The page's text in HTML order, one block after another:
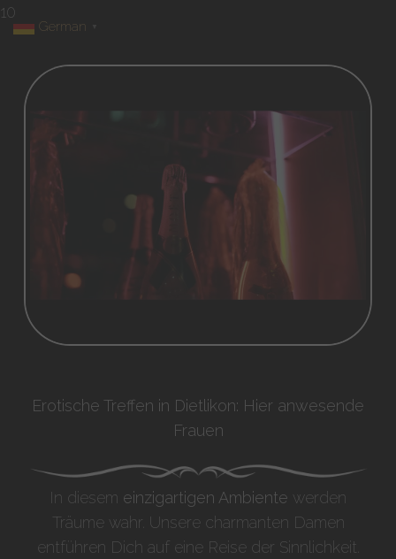
10
Erotische Treffen in Dietlikon: Hier anwesende
Frauen
In diesem einzigartigen Ambiente werden
Träume wahr. Unsere charmanten Damen
entführen Dich auf eine Reise der Sinnlichkeit.
German